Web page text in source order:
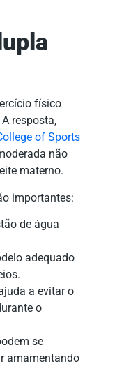
físico
resposta,
of Sports
não
materno.
importantes:
de água
adequado
a evitar o
o
se
amamentando